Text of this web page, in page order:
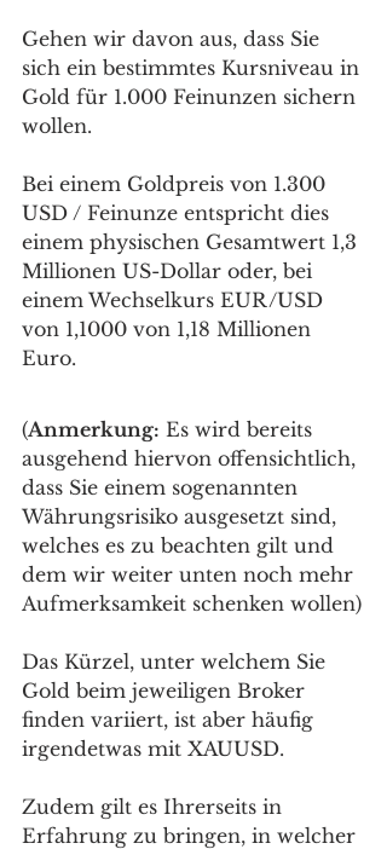
Gehen wir davon aus, dass Sie
sich ein bestimmtes Kursniveau in
Gold für 1.000 Feinunzen sichern
wollen.
Bei einem Goldpreis von 1.300
USD / Feinunze entspricht dies
einem physischen Gesamtwert 1,3
Millionen US-Dollar oder, bei
einem Wechselkurs EUR/USD
von 1,1000 von 1,18 Millionen
Euro.
(Anmerkung: Es wird bereits
ausgehend hiervon offensichtlich,
dass Sie einem sogenannten
Währungsrisiko ausgesetzt sind,
welches es zu beachten gilt und
dem wir weiter unten noch mehr
Aufmerksamkeit schenken wollen)
Das Kürzel, unter welchem Sie
Gold beim jeweiligen Broker
finden variiert, ist aber häufig
irgendetwas mit XAUUSD.
Zudem gilt es Ihrerseits in
Erfahrung zu bringen, in welcher